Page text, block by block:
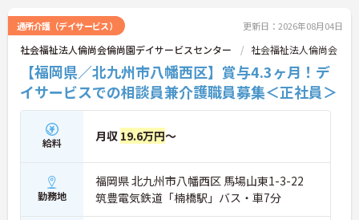
適な環境です。
ご興味のある方には、面接対策ポイントなどさらに
詳細をお話いたしますので、お気軽にご相談くださ
い。
通所介護（デイサービス） 更新日：2026年08月04日
社会福祉法人倫尚会倫尚園デイサービスセンター 社会福祉法人倫尚会
【福岡県／北九州市八幡西区】賞与4.3ヶ月！デ
イサービスでの相談員兼介護職員募集＜正社員＞
給料 月収 19.6万円～
勤務地
福岡県 北九州市八幡西区 馬場山東1-3-22
筑豊電気鉄道「楠橋駅」バス・車7分